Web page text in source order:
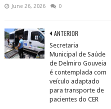
June 26, 2026 0
ANTERIOR
Secretaria
Municipal de Saúde
de Delmiro Gouveia
é contemplada com
veículo adaptado
para transporte de
pacientes do CER